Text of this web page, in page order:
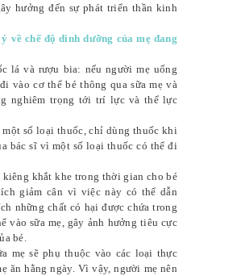
hưởng đến sự phát triển thần kinh
về chế độ dinh dưỡng của mẹ đang
lá và rượu bia: nếu người mẹ uống
vào cơ thể bé thông qua sữa mẹ và
nghiêm trọng tới trí lực và thể lực
số loại thuốc, chỉ dùng thuốc khi
bác sĩ vì một số loại thuốc có thể đi
kiêng khắt khe trong thời gian cho bé
giảm cân vì việc này có thể dẫn
những chất có hại được chứa trong
vào sữa mẹ, gây ảnh hưởng tiêu cực
bé.
mẹ sẽ phụ thuộc vào các loại thực
ăn hằng ngày. Vì vậy, người mẹ nên